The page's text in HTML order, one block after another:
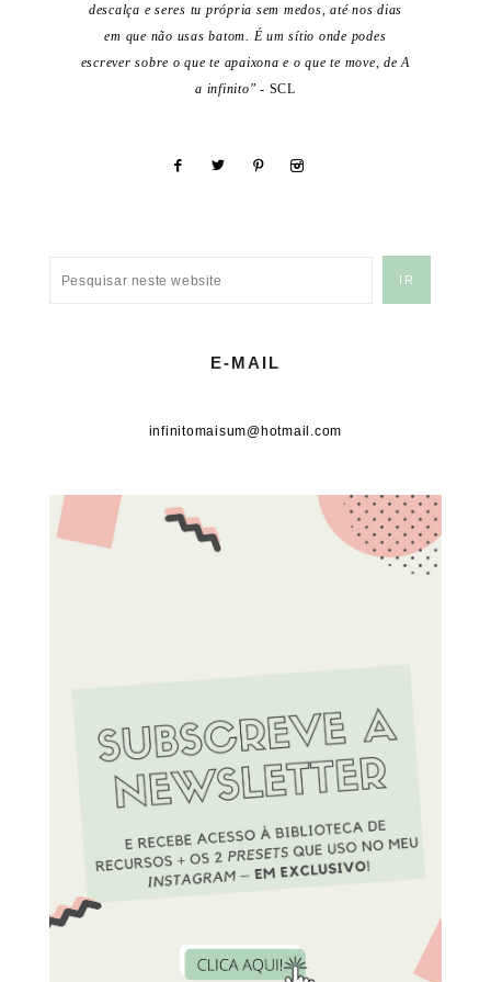
descalça e seres tu própria sem medos, até nos dias
em que não usas batom. É um sítio onde podes
escrever sobre o que te apaixona e o que te move, de A
a infinito"- SCL
E-MAIL
infinitomaisum@hotmail.com